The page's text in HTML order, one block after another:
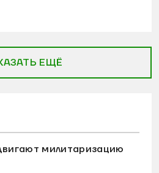
ЕЩЁ
милитаризацию